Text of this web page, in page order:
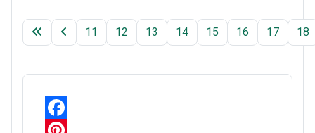
11 12 13 14 15 16 17 18
F